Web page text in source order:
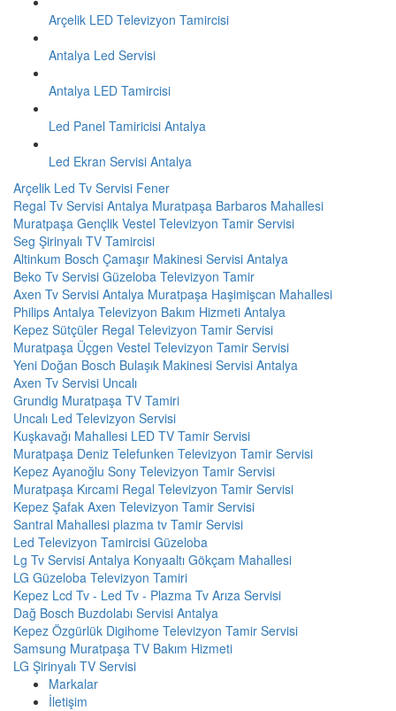
Arçelik LED Televizyon Tamircisi
Antalya Led Servisi
Antalya LED Tamircisi
Led Panel Tamiricisi Antalya
Led Ekran Servisi Antalya
Arçelik Led Tv Servisi Fener
Regal Tv Servisi Antalya Muratpaşa Barbaros Mahallesi
Muratpaşa Gençlik Vestel Televizyon Tamir Servisi
Seg Şirinyalı TV Tamircisi
Altinkum Bosch Çamaşır Makinesi Servisi Antalya
Beko Tv Servisi Güzeloba Televizyon Tamir
Axen Tv Servisi Antalya Muratpaşa Haşimişcan Mahallesi
Philips Antalya Televizyon Bakım Hizmeti Antalya
Kepez Sütçüler Regal Televizyon Tamir Servisi
Muratpaşa Üçgen Vestel Televizyon Tamir Servisi
Yeni Doğan Bosch Bulaşık Makinesi Servisi Antalya
Axen Tv Servisi Uncalı
Grundig Muratpaşa TV Tamiri
Uncalı Led Televizyon Servisi
Kuşkavağı Mahallesi LED TV Tamir Servisi
Muratpaşa Deniz Telefunken Televizyon Tamir Servisi
Kepez Ayanoğlu Sony Televizyon Tamir Servisi
Muratpaşa Kırcami Regal Televizyon Tamir Servisi
Kepez Şafak Axen Televizyon Tamir Servisi
Santral Mahallesi plazma tv Tamir Servisi
Led Televizyon Tamircisi Güzeloba
Lg Tv Servisi Antalya Konyaaltı Gökçam Mahallesi
LG Güzeloba Televizyon Tamiri
Kepez Lcd Tv - Led Tv - Plazma Tv Arıza Servisi
Dağ Bosch Buzdolabı Servisi Antalya
Kepez Özgürlük Digihome Televizyon Tamir Servisi
Samsung Muratpaşa TV Bakım Hizmeti
LG Şirinyalı TV Servisi
Markalar
İletişim